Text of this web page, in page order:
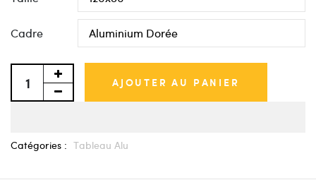
Cadre
AJOUTER AU PANIER
Catégories : Tableau Alu